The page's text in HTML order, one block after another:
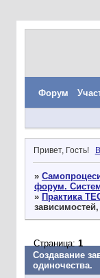
Форум
Привет, Гость!
»
форум.
» Практика
Создавание
одиночества.
Страница:1